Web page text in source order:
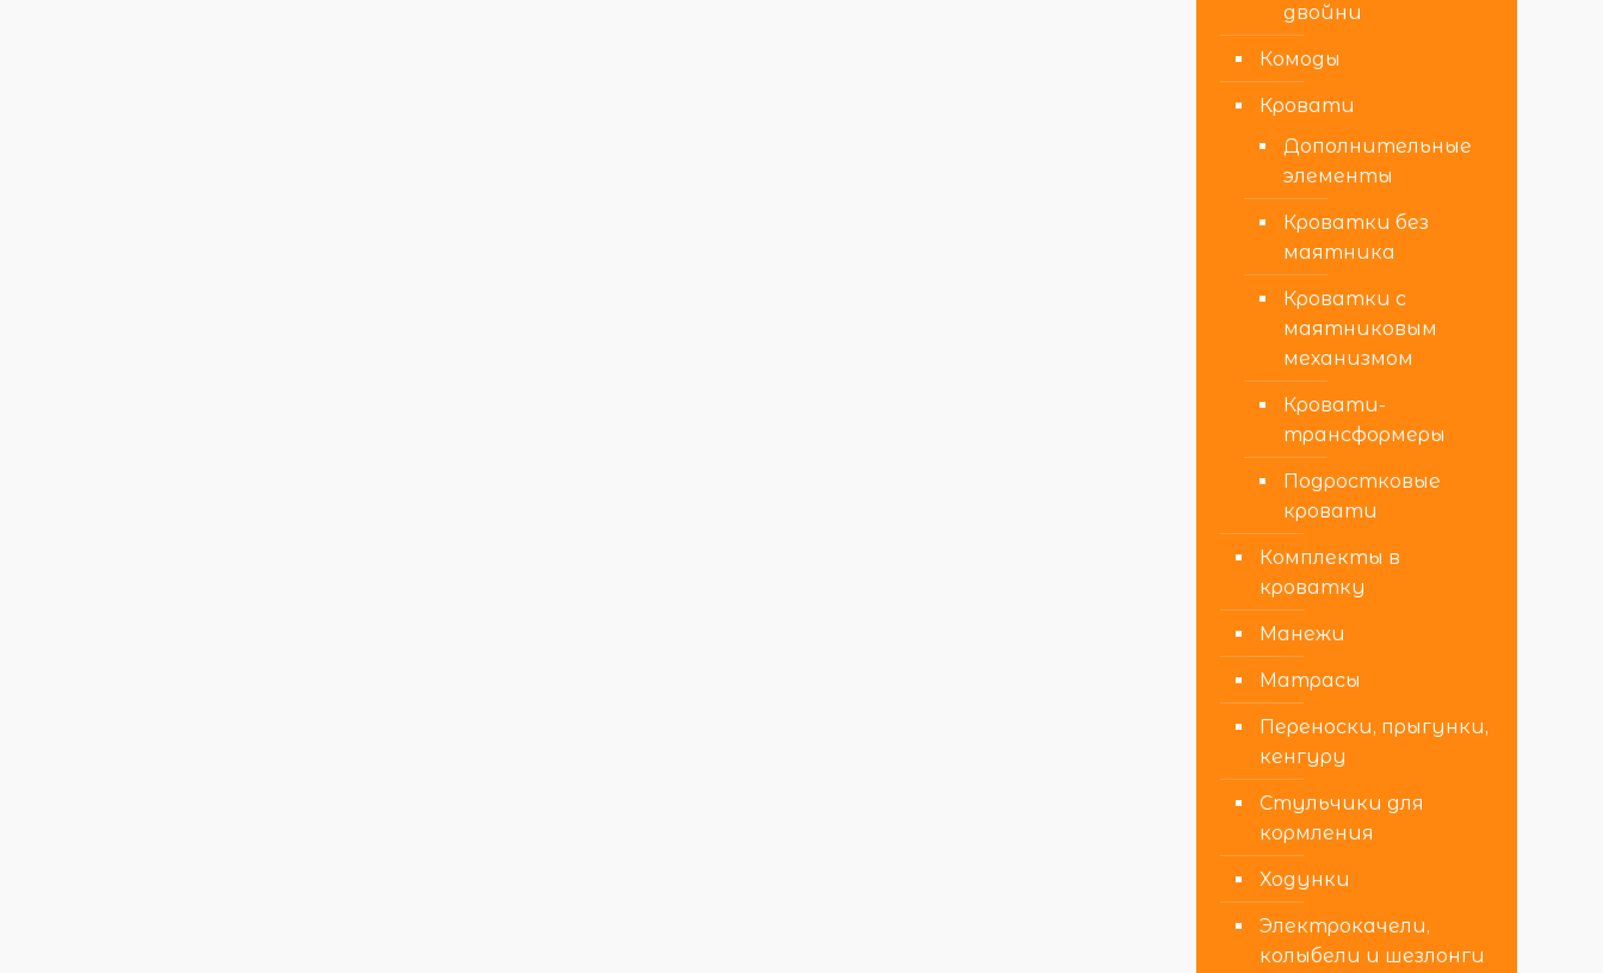
двойни
Комоды
Кровати
Дополнительные
элементы
Кроватки без
маятника
Кроватки с
маятниковым
механизмом
Кровати-
трансформеры
Подростковые
кровати
Комплекты в
кроватку
Манежи
Матрасы
Переноски, прыгунки,
кенгуру
Стульчики для
кормления
Ходунки
Электрокачели,
колыбели и шезлонги